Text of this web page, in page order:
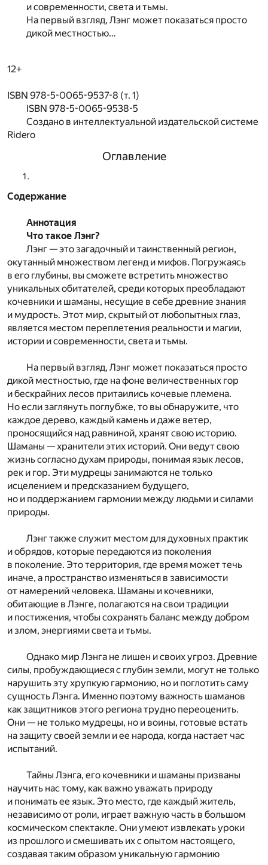
и современности, света и тьмы.
На первый взгляд, Лэнг может показаться просто
дикой местностью…
12+
ISBN 978-5-0065-9537-8 (т. 1)
ISBN 978-5-0065-9538-5
Создано в интеллектуальной издательской системе
Ridero
Оглавление
Содержание
Аннотация
Что такое Лэнг?
Лэнг — это загадочный и таинственный регион,
окутанный множеством легенд и мифов. Погружаясь
в его глубины, вы сможете встретить множество
уникальных обитателей, среди которых преобладают
кочевники и шаманы, несущие в себе древние знания
и мудрость. Этот мир, скрытый от любопытных глаз,
является местом переплетения реальности и магии,
истории и современности, света и тьмы.
На первый взгляд, Лэнг может показаться просто
дикой местностью, где на фоне величественных гор
и бескрайних лесов притаились кочевые племена.
Но если заглянуть поглубже, то вы обнаружите, что
каждое дерево, каждый камень и даже ветер,
проносящийся над равниной, хранят свою историю.
Шаманы — хранители этих историй. Они ведут свою
жизнь согласно духам природы, понимая язык лесов,
рек и гор. Эти мудрецы занимаются не только
исцелением и предсказанием будущего,
но и поддержанием гармонии между людьми и силами
природы.
Лэнг также служит местом для духовных практик
и обрядов, которые передаются из поколения
в поколение. Это территория, где время может течь
иначе, а пространство изменяться в зависимости
от намерений человека. Шаманы и кочевники,
обитающие в Лэнге, полагаются на свои традиции
и постижения, чтобы сохранять баланс между добром
и злом, энергиями света и тьмы.
Однако мир Лэнга не лишен и своих угроз. Древние
силы, пробуждающиеся с глубин земли, могут не только
нарушить эту хрупкую гармонию, но и поглотить саму
сущность Лэнга. Именно поэтому важность шаманов
как защитников этого региона трудно переоценить.
Они — не только мудрецы, но и воины, готовые встать
на защиту своей земли и ее народа, когда настает час
испытаний.
Тайны Лэнга, его кочевники и шаманы призваны
научить нас тому, как важно уважать природу
и понимать ее язык. Это место, где каждый житель,
независимо от роли, играет важную часть в большом
космическом спектакле. Они умеют извлекать уроки
из прошлого и смешивать их с опытом настоящего,
создавая таким образом уникальную гармонию